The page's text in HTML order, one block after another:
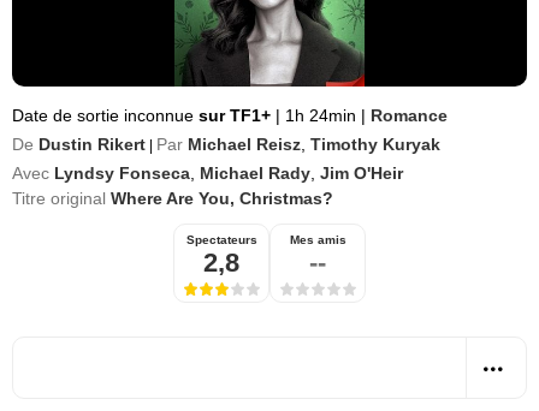
Date de sortie inconnue sur TF1+ | 1h 24min | Romance
De Dustin Rikert Par Michael Reisz Timothy Kuryak
Avec Lyndsy Fonseca Michael Rady Jim O'Heir
Titre original Where Are You, Christmas?
Spectateurs
2,8
Mes amis
--